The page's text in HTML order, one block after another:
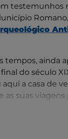
testemunhos
tempos, ainda
do século
a casa de
as suas
família Cerroni,